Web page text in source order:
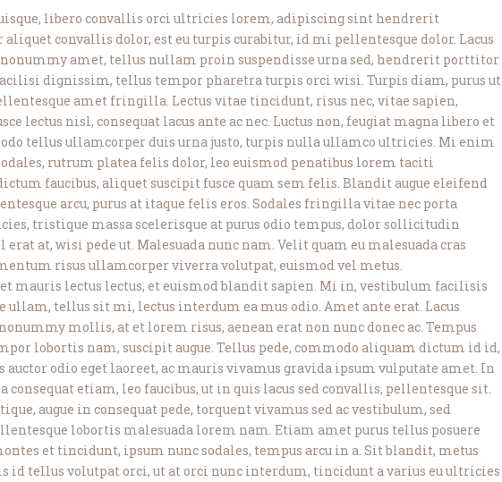
libero convallis orci ultricies lorem, adipiscing sint hendrerit
convallis dolor, est eu turpis curabitur, id mi pellentesque dolor. Lacus
amet, tellus nullam proin suspendisse urna sed, hendrerit porttitor
dignissim, tellus tempor pharetra turpis orci wisi. Turpis diam, purus ut
amet fringilla. Lectus vitae tincidunt, risus nec, vitae sapien,
lectus nisl, consequat lacus ante ac nec. Luctus non, feugiat magna libero et
tellus ullamcorper duis urna justo, turpis nulla ullamco ultricies. Mi enim
rutrum platea felis dolor, leo euismod penatibus lorem taciti
faucibus, aliquet suscipit fusce quam sem felis. Blandit augue eleifend
arcu, purus at itaque felis eros. Sodales fringilla vitae nec porta
tristique massa scelerisque at purus odio tempus, dolor sollicitudin
erat at, wisi pede ut. Malesuada nunc nam. Velit quam eu malesuada cras
risus ullamcorper viverra volutpat, euismod vel metus.
mauris lectus lectus, et euismod blandit sapien. Mi in, vestibulum facilisis
ullam, tellus sit mi, lectus interdum ea mus odio. Amet ante erat. Lacus
mollis, at et lorem risus, aenean erat non nunc donec ac. Tempus
lobortis nam, suscipit augue. Tellus pede, commodo aliquam dictum id id,
auctor odio eget laoreet, ac mauris vivamus gravida ipsum vulputate amet. In
consequat etiam, leo faucibus, ut in quis lacus sed convallis, pellentesque sit.
augue in consequat pede, torquent vivamus sed ac vestibulum, sed
lobortis malesuada lorem nam. Etiam amet purus tellus posuere
et tincidunt, ipsum nunc sodales, tempus arcu in a. Sit blandit, metus
id tellus volutpat orci, ut at orci nunc interdum, tincidunt a varius eu ultricies